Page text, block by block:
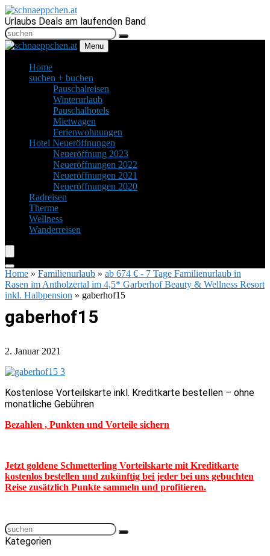
Urlaubs Deals am laufenden Band
Menu
Home
suchen + buchen
Pauschalreisen
Winterurlaub
Pauschalhotels
Mietwagen
Ferienwohnungen
Hotel Neueröffnungen
Neueröffnung 2023
Neueröffnungen 2022
Neueröffnungen 2021
Neueröffnungen 2020
Radreisen
Therme
Wellness
Wanderreisen
Home » Familienurlaub » ab 674 € - 7 Tage Familienurlaub in
Rasen im Antholzertal im 4,5* Garberhof Beauty & Wellness Resort
inkl. Halbpension » gaberhof15
gaberhof15
2. Januar 2021
Kostenlose Vorteilskarte inkl. Kreditkarte bestellen – ohne
monatliche Gebühren
Bezahlen , Punkten und Vorteile sichern
Jetzt goldene Schmetterling Vorteilskarte mit Kreditkarte
kostenlos bestellen und zukünftig bei jeder bei uns gebuchten
Reise zusätzlich Punkte sammeln und profitieren.
Kategorien